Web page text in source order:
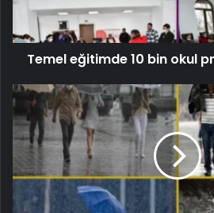
Temel eğitimde 10 bin okul